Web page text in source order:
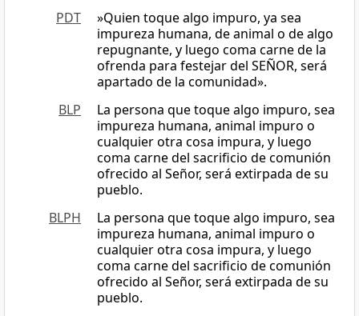
PDT
»Quien toque algo impuro, ya sea
impureza humana, de animal o de algo
repugnante, y luego coma carne de la
ofrenda para festejar del SEÑOR, será
apartado de la comunidad».
BLP
La persona que toque algo impuro, sea
impureza humana, animal impuro o
cualquier otra cosa impura, y luego
coma carne del sacrificio de comunión
ofrecido al Señor, será extirpada de su
pueblo.
BLPH
La persona que toque algo impuro, sea
impureza humana, animal impuro o
cualquier otra cosa impura, y luego
coma carne del sacrificio de comunión
ofrecido al Señor, será extirpada de su
pueblo.